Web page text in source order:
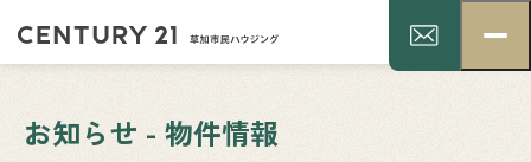
お知らせ - 物件情報